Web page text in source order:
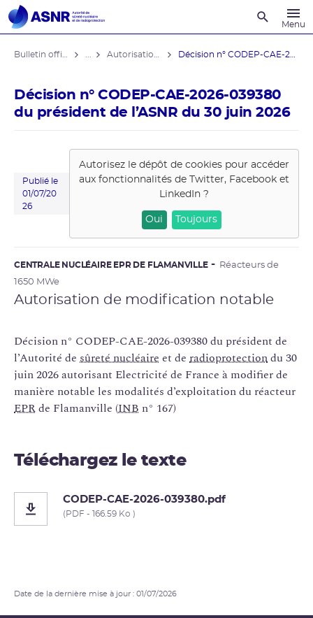
Menu
Décision n° CODEP-CAE-2026-039380
du président de l’ASNR du 30 juin 2026
Publié le
01/07/20
26
Autorisez le dépôt de cookies pour accéder
aux fonctionnalités de Twitter, Facebook et
LinkedIn?
Oui Toujours
CENTRALE NUCLÉAIRE EPR DE FLAMANVILLE
Réacteurs de
1650 MWe
Autorisation de modification notable
Décision n° CODEP-CAE-2026-039380 du président de
l’Autorité de sûreté nucléaire et de radioprotectiondu 30
juin 2026 autorisant Electricité de France à modifier de
manière notable les modalités d’exploitation du réacteur
EPRde Flamanville (INB n° 167)
Téléchargez le texte
CODEP-CAE-2026-039380.pdf
(PDF - 166.59 Ko )
Date de la dernière mise à jour : 01/07/2026